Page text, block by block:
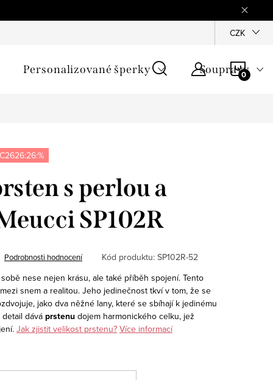
Jak
CZK
Personalizované šperky Soupravy
s perlou a
SP102R
Podrobnosti hodnocení Kód produktu: SP102R-52
nese nejen krásu, ale také příběh spojení. Tento
snem a realitou. Jeho jedinečnost tkví v tom, že se
jako dva něžné lany, které se sbíhají k jedinému
dáváprstenu dojem harmonického celku, jež
Jak zjistit velikost prstenu? Více informací